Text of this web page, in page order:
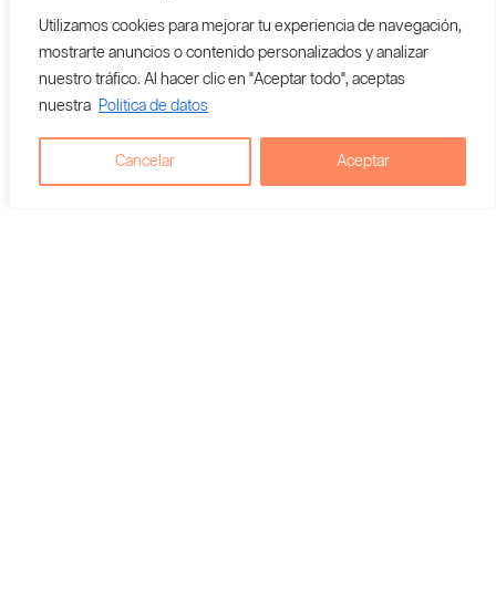
Utilizamos cookies para mejorar tu experiencia de navegación,
mostrarte anuncios o contenido personalizados y analizar
nuestro tráfico. Al hacer clic en "Aceptar todo", aceptas
nuestra Politica de datos
Cancelar Aceptar